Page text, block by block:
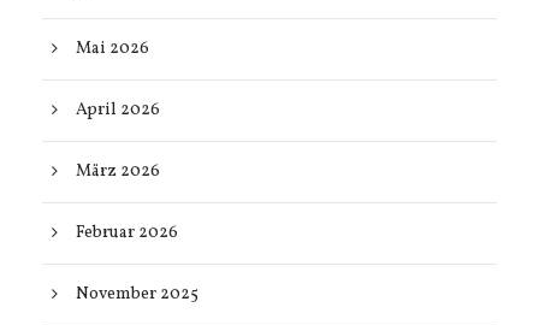
Mai 2026
April 2026
März 2026
Februar 2026
November 2025